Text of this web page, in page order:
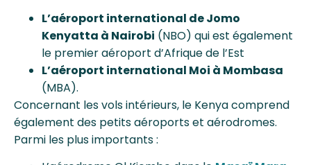
L’aéroport international de Jomo
Kenyatta à Nairobi (NBO) qui est également
le premier aéroport d’Afrique de l’Est
L’aéroport international Moi à Mombasa
(MBA).
Concernant les vols intérieurs, le Kenya comprend
également des petits aéroports et aérodromes.
Parmi les plus importants :